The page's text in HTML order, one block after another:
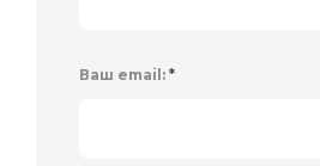
Ваш email: *